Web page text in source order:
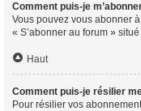
Comment puis-je
Vous pouvez vous abonner
« S’abonner au forum »
Haut
Comment puis-je résilier
Pour résilier vos